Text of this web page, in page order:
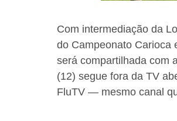
Com intermediação da
do Campeonato Carioca
será compartilhada com
(12) segue fora da TV
FluTV — mesmo canal